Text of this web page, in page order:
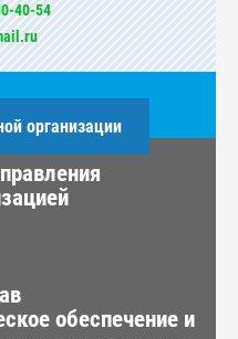
40-54
организации
обеспечение и